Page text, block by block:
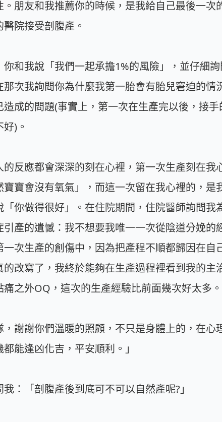
朋友和我推薦你的時候，是我給自己最後一次
院接受剖腹產。
和我說「我們一起承擔1%的風險」，並仔細
次我詢問你為什麼我第一胎會有胎兒窘迫的
成的問題(事實上，第一次在生產完以後，接
)。
反應都會深深的刻在心裡，第一次生產刻在我
寶會沒有氧氣」，而這一次留在我心裡的，是
你做得很好」。在住院期間，住院醫師詢問我
產的遺憾：我不想要我唯一一次從陰道分娩的
次生產的創傷中，因為把產程不順都歸因在自
改寫了，我終於能夠在生產過程裡看到我的主
之外OQ，這次的生產經驗比前面幾次好太多。
謝謝你們溫暖的照顧，不只是身體上的，在心
能逢凶化吉，平安順利。」
：「剖腹產後到底可不可以自然產呢?」